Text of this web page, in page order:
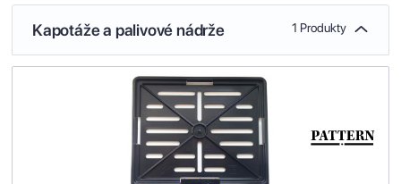
Kapotáže a palivové nádrže 1 Produkty